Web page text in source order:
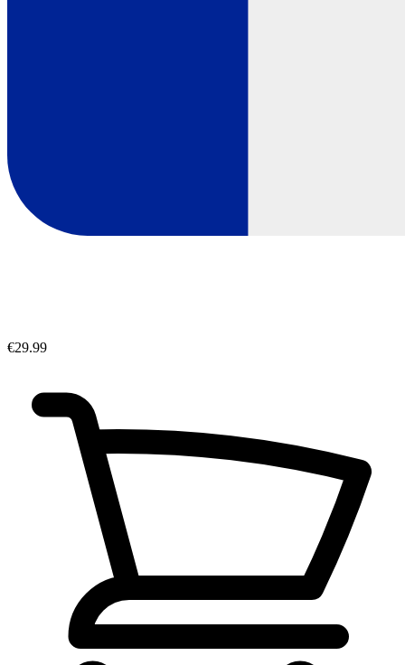
€29.99